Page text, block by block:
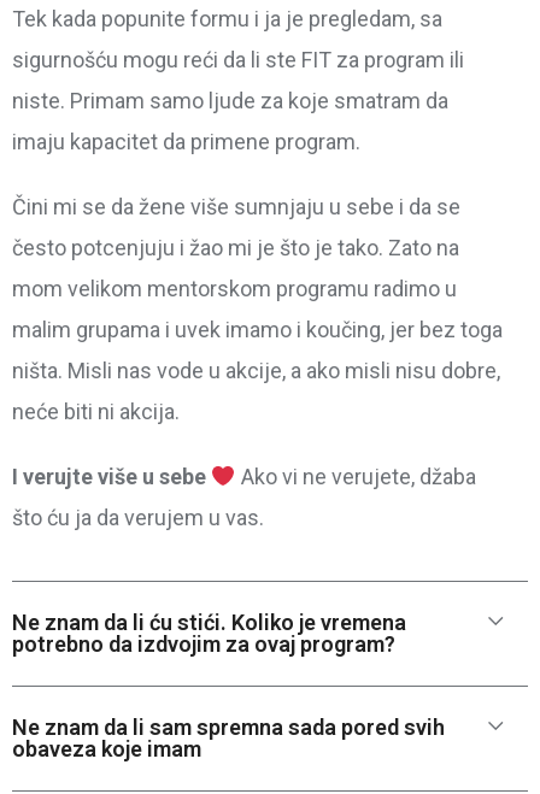
Tek kada popunite formu i ja je pregledam, sa
sigurnošću mogu reći da li ste FIT za program ili
niste. Primam samo ljude za koje smatram da
imaju kapacitet da primene program.
Čini mi se da žene više sumnjaju u sebe i da se
često potcenjuju i žao mi je što je tako. Zato na
mom velikom mentorskom programu radimo u
malim grupama i uvek imamo i koučing, jer bez toga
ništa. Misli nas vode u akcije, a ako misli nisu dobre,
neće biti ni akcija.
I verujte više u sebe
Ako vi ne verujete, džaba
što ću ja da verujem u vas.
Ne znam da li ću stići. Koliko je vremena
potrebno da izdvojim za ovaj program?
Ne znam da li sam spremna sada pored svih
obaveza koje imam